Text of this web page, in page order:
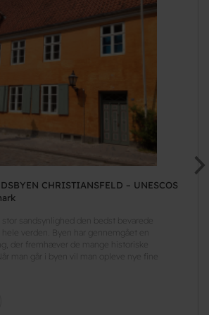
CHRISTIANSFELD – UNESCOS
stor sandsynlighed den bedst bevarede
verden. Byen har gennemgået en
der fremhæver de mange historiske
man går i byen vil man opleve nye fine